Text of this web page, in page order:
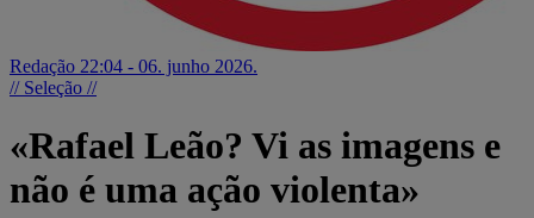
Redação 22:04 - 06. junho 2026.
// Seleção //
«Rafael Leão? Vi as imagens e
não é uma ação violenta»